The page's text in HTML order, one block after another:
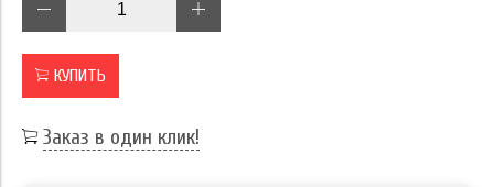
КУПИТЬ
Заказ в один клик!